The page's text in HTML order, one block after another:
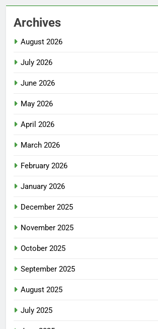
Archives
August 2026
July 2026
June 2026
May 2026
April 2026
March 2026
February 2026
January 2026
December 2025
November 2025
October 2025
September 2025
August 2025
July 2025